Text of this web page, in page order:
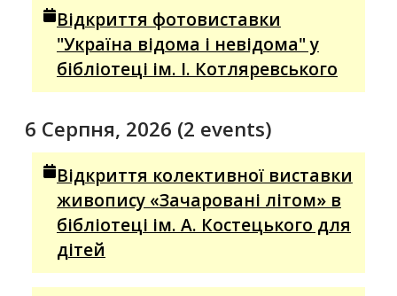
Відкриття фотовиставки
"Україна відома і невідома" у
бібліотеці ім. І. Котляревського
6 Серпня, 2026 (2 events)
Відкриття колективної виставки
живопису «Зачаровані літом» в
бібліотеці ім. А. Костецького для
дітей